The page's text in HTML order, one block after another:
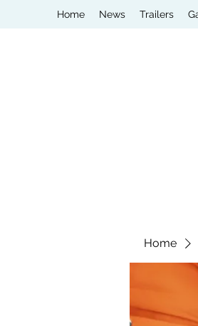
Home News Trailers
Home